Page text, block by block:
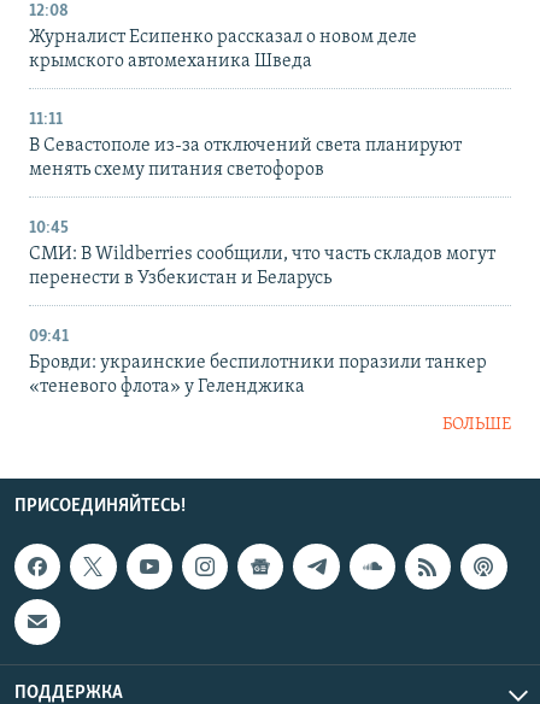
12:08
Журналист Есипенко рассказал о новом деле
крымского автомеханика Шведа
11:11
В Севастополе из-за отключений света планируют
менять схему питания светофоров
10:45
СМИ: В Wildberries сообщили, что часть складов могут
перенести в Узбекистан и Беларусь
09:41
Бровди: украинские беспилотники поразили танкер
«теневого флота» у Геленджика
БОЛЬШЕ
ПРИСОЕДИНЯЙТЕСЬ!
ПОДДЕРЖКА